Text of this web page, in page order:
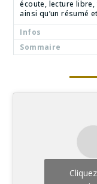
écoute, lecture
ainsi qu’un résumé
Infos
Sommaire